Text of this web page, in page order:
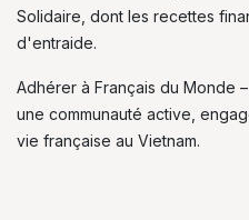
Solidaire, dont les recettes
d'entraide.
Adhérer à Français du Monde
une communauté active,
vie française au Vietnam.